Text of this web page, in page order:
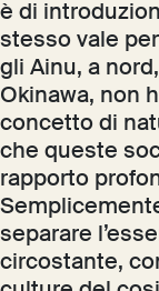
è di
stesso vale
gli Ainu, a
Okinawa, non
concetto di
che queste
rapporto
separare
circostante,